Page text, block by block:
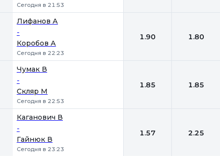
Сегодня в 21:53
Лифанов А
-
Коробов А
Сегодня в 22:23
1.90 1.80
Чумак В
-
Скляр М
Сегодня в 22:53
1.85 1.85
Каганович В
-
Гайнюк В
Сегодня в 23:23
1.57 2.25